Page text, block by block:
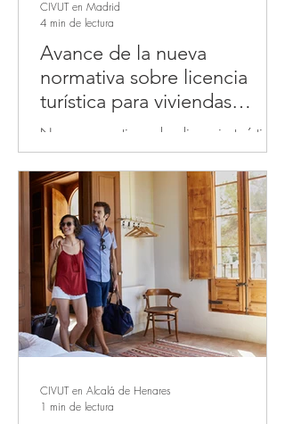
Avance de la nueva
normativa sobre licencia
turística para viviendas
turísticas en Madrid 2021
Nueva normativa sobre licencia turística
para viviendas turísticas en Madrid
2021: A partir de la aprobación de la
nueva norma, los pisos de
CIVUT en Madrid
4 min de lectura
CIVUT en Alcalá de Henares
1 min de lectura